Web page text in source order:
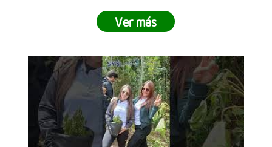
movimiento verde? Descubre cómo en nuestra
página web. ¡Conéctate ahora!
Ver más